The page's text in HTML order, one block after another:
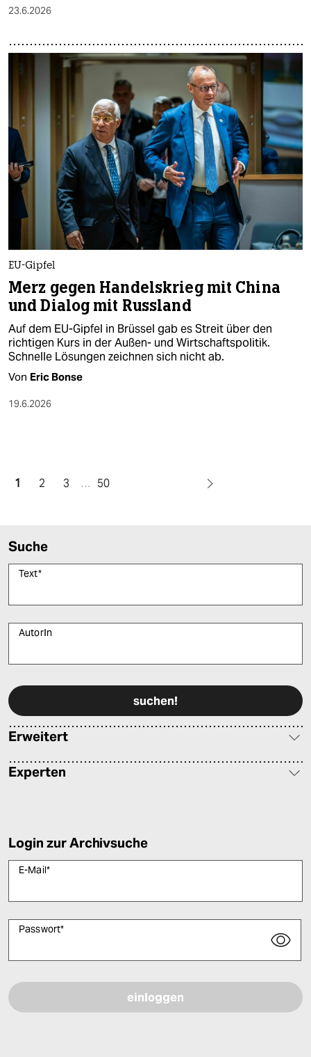
23.6.2026
EU-Gipfel
Merz gegen Handelskrieg mit China
und Dialog mit Russland
Auf dem EU-Gipfel in Brüssel gab es Streit über den
richtigen Kurs in der Außen- und Wirtschaftspolitik.
Schnelle Lösungen zeichnen sich nicht ab.
Von Eric Bonse
19.6.2026
1 2 3 … 50
Suche
Text*
AutorIn
Erweitert
Experten
Login zur Archivsuche
E-Mail*
Passwort*